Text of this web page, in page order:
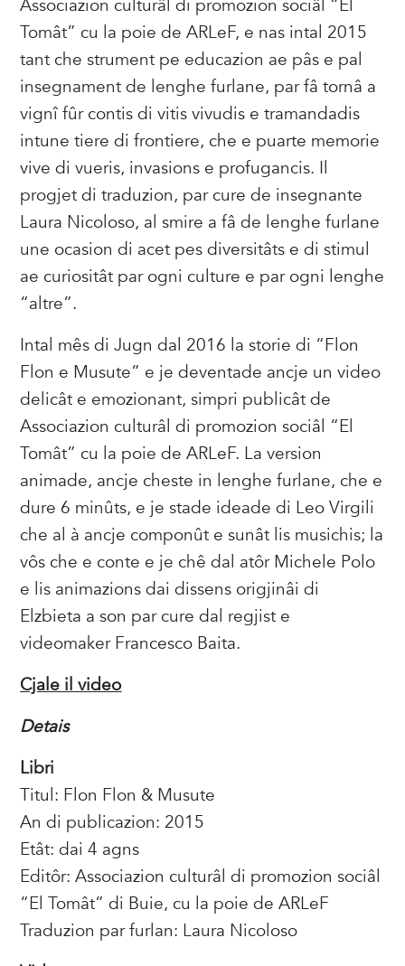
Associazion culturâl di promozion sociâl “El
Tomât” cu la poie de ARLeF, e nas intal 2015
tant che strument pe educazion ae pâs e pal
insegnament de lenghe furlane, par fâ tornâ a
vignî fûr contis di vitis vivudis e tramandadis
intune tiere di frontiere, che e puarte memorie
vive di vueris, invasions e profugancis. Il
progjet di traduzion, par cure de insegnante
Laura Nicoloso, al smire a fâ de lenghe furlane
une ocasion di acet pes diversitâts e di stimul
ae curiositât par ogni culture e par ogni lenghe
“altre”.
Intal mês di Jugn dal 2016 la storie di “Flon
Flon e Musute” e je deventade ancje un video
delicât e emozionant, simpri publicât de
Associazion culturâl di promozion sociâl “El
Tomât” cu la poie de ARLeF. La version
animade, ancje cheste in lenghe furlane, che e
dure 6 minûts, e je stade ideade di Leo Virgili
che al à ancje componût e sunât lis musichis; la
vôs che e conte e je chê dal atôr Michele Polo
e lis animazions dai dissens origjinâi di
Elzbieta a son par cure dal regjist e
videomaker Francesco Baita.
Cjale il video
Detais
Libri
Titul: Flon Flon & Musute
An di publicazion: 2015
Etât: dai 4 agns
Editôr: Associazion culturâl di promozion sociâl
“El Tomât” di Buie, cu la poie de ARLeF
Traduzion par furlan: Laura Nicoloso